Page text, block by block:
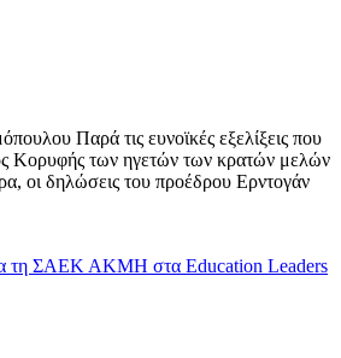
Παρά τις ευνοϊκές εξελίξεις που
Κορυφής των ηγετών των κρατών μελών
οι δηλώσεις του προέδρου Ερντογάν
τη ΣΑΕΚ ΑΚΜΗ στα Education Leaders